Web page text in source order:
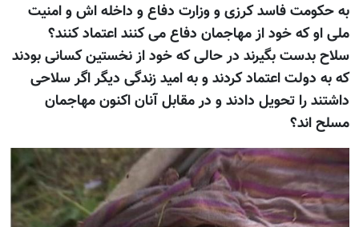
به حکومت فاسد کرزی و وزارت دفاع و داخله اش و امنیت
ملی او که خود از مهاجمان دفاع می کنند اعتماد کنند؟
سلاح بدست بگيرند در حالی که خود از نخستين کسانی بودند
که به دولت اعتماد کردند و به اميد زندگی ديگر اگر سلاحی
داشتند را تحويل دادند و در مقابل آنان اکنون مهاجمان
مسلح اند؟